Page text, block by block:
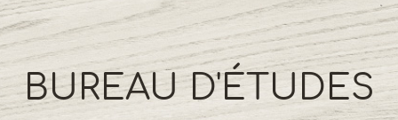
BUREAU D'ÉTUDES